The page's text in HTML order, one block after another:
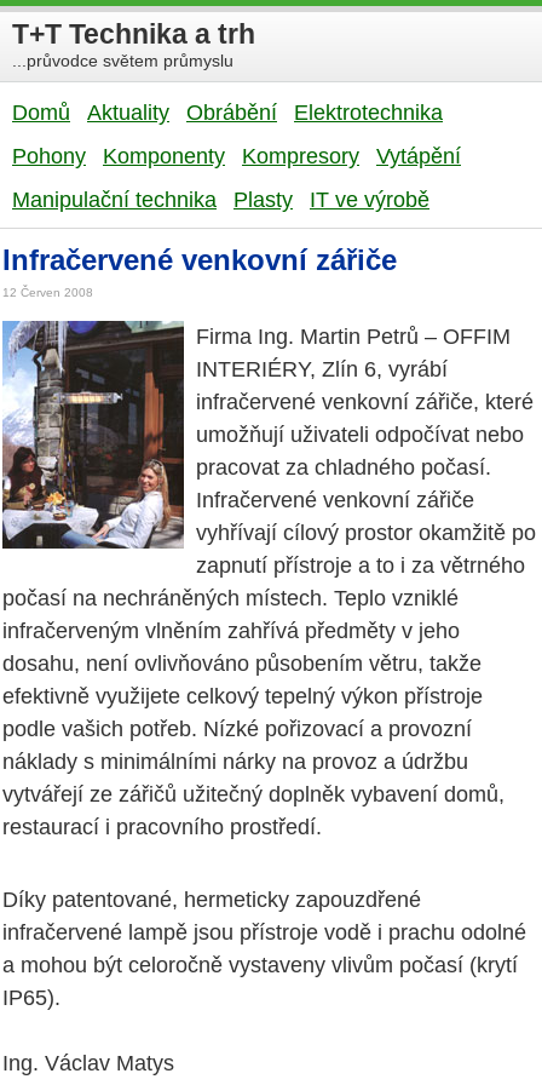
T+T Technika a trh
...průvodce světem průmyslu
Domů Aktuality Obrábění
Elektrotechnika
Pohony
Komponenty Kompresory
Vytápění
Manipulační technika
Plasty IT ve výrobě
Infračervené venkovní zářiče
12 Červen 2008
Firma Ing. Martin Petrů – OFFIM
INTERIÉRY, Zlín 6, vyrábí
infračervené venkovní zářiče, které
umožňují uživateli odpočívat nebo
pracovat za chladného počasí.
Infračervené venkovní zářiče
vyhřívají cílový prostor okamžitě po
zapnutí přístroje a to i za větrného
počasí na nechráněných místech. Teplo vzniklé
infračerveným vlněním zahřívá předměty v jeho
dosahu, není ovlivňováno působením větru, takže
efektivně využijete celkový tepelný výkon přístroje
podle vašich potřeb. Nízké pořizovací a provozní
náklady s minimálními nárky na provoz a údržbu
vytvářejí ze zářičů užitečný doplněk vybavení domů,
restaurací i pracovního prostředí.
Díky patentované, hermeticky zapouzdřené
infračervené lampě jsou přístroje vodě i prachu odolné
a mohou být celoročně vystaveny vlivům počasí (krytí
IP65).
Ing. Václav Matys